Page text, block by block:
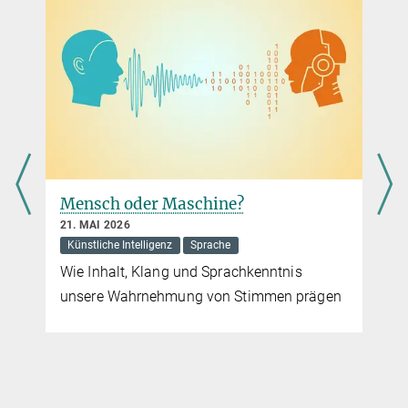
10. JULI 2013
Max-Planck-Wissenschaftler vermuten, dass die moderne
menschliche Sprache schon vor 500.000 Jahren entstanden ist
Indogermanische Sprachen entstanden in Anatolien
23. AUGUST 2012
Ein internationales Wissenschaftler-Team hat die Ergebnisse einer
phylogeographischen Bayes-Analyse sprachlicher und räumlicher
Daten indogermanischer Sprachen vorgelegt
Mensch oder Maschine?
21. MAI 2026
Künstliche Intelligenz
Sprache
Wie Inhalt, Klang und Sprachkenntnis
unsere Wahrnehmung von Stimmen prägen